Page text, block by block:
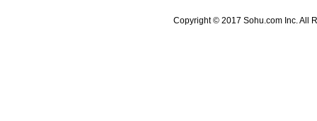
Copyright © 2017 Sohu.com Inc. All